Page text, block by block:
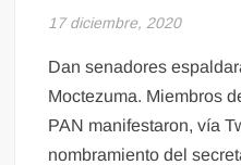
17 diciembre, 2020
Dan senadores
Moctezuma. Miembros
PAN manifestaron, vía
nombramiento del